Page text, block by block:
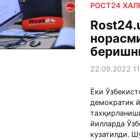
РОСТ24
22.09.2022
Ёки
демократик
йилларда
кузатилди.